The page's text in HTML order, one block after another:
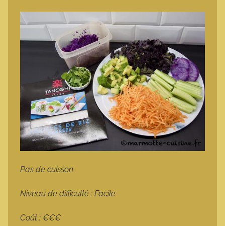
Pas de cuisson
Niveau de difficulté : Facile
Coût : €€€